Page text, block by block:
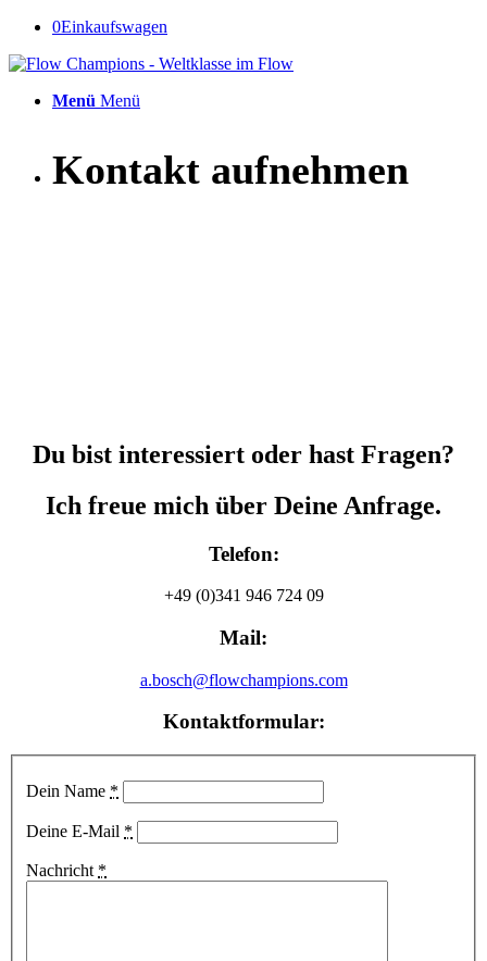
0Einkaufswagen
Menü Menü
Kontakt aufnehmen
Du bist interessiert oder hast Fragen?
Ich freue mich über Deine Anfrage.
Telefon:
+49 (0)341 946 724 09
Mail:
a.bosch@flowchampions.com
Kontaktformular:
Dein Name *
Deine E-Mail *
Nachricht *